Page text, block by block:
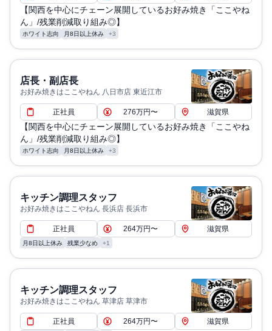
【関西を中心にチェーン展開しているお好み焼き「ここやね
ん」/残業削減取り組み◎】
ホワイト志向 月8日以上休み +3
店長・副店長
お好み焼きはここやねん 八日市店 東近江市
正社員 276万円〜 滋賀県
【関西を中心にチェーン展開しているお好み焼き「ここやね
ん」/残業削減取り組み◎】
ホワイト志向 月8日以上休み +3
キッチン調理スタッフ
お好み焼きはここやねん 長浜店 長浜市
正社員 264万円〜 滋賀県
月8日以上休み 残業少なめ +1
キッチン調理スタッフ
お好み焼きはここやねん 草津店 草津市
正社員 264万円〜 滋賀県